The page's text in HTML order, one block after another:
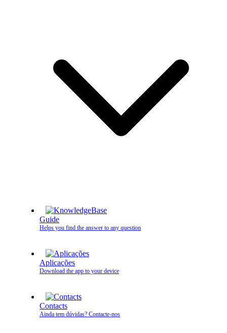
Guide
Helps you find the answer to any question
Aplicações
Download the app to your device
Contacts
Ainda tem dúvidas? Contacte‑nos